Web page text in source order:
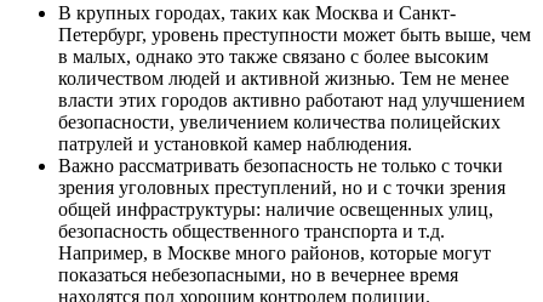
В крупных городах, таких как Москва и Санкт-
Петербург, уровень преступности может быть выше, чем
в малых, однако это также связано с более высоким
количеством людей и активной жизнью. Тем не менее
власти этих городов активно работают над улучшением
безопасности, увеличением количества полицейских
патрулей и установкой камер наблюдения.
Важно рассматривать безопасность не только с точки
зрения уголовных преступлений, но и с точки зрения
общей инфраструктуры: наличие освещенных улиц,
безопасность общественного транспорта и т.д.
Например, в Москве много районов, которые могут
показаться небезопасными, но в вечернее время
находятся под хорошим контролем полиции.